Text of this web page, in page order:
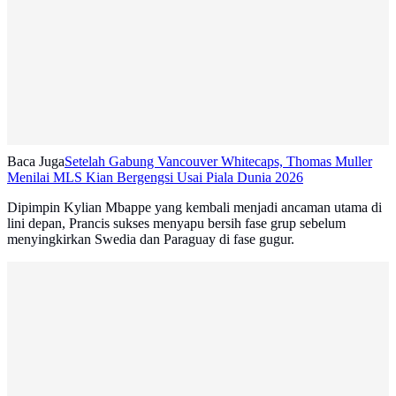
Baca JugaSetelah Gabung Vancouver Whitecaps, Thomas Muller
Menilai MLS Kian Bergengsi Usai Piala Dunia 2026
Dipimpin Kylian Mbappe yang kembali menjadi ancaman utama di
lini depan, Prancis sukses menyapu bersih fase grup sebelum
menyingkirkan Swedia dan Paraguay di fase gugur.